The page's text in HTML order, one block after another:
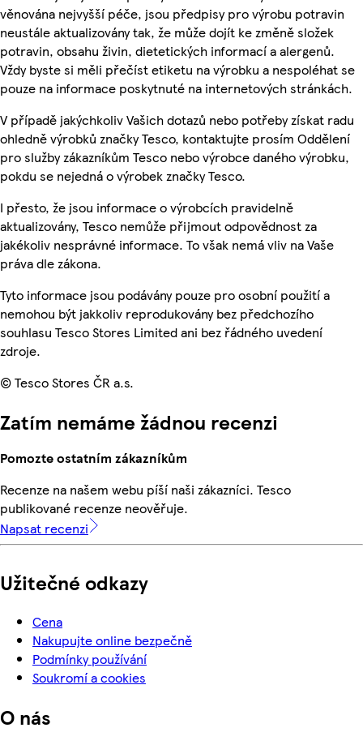
věnována nejvyšší péče, jsou předpisy pro výrobu potravin
neustále aktualizovány tak, že může dojít ke změně složek
potravin, obsahu živin, dietetických informací a alergenů.
Vždy byste si měli přečíst etiketu na výrobku a nespoléhat se
pouze na informace poskytnuté na internetových stránkách.
V případě jakýchkoliv Vašich dotazů nebo potřeby získat radu
ohledně výrobků značky Tesco, kontaktujte prosím Oddělení
pro služby zákazníkům Tesco nebo výrobce daného výrobku,
pokdu se nejedná o výrobek značky Tesco.
I přesto, že jsou informace o výrobcích pravidelně
aktualizovány, Tesco nemůže přijmout odpovědnost za
jakékoliv nesprávné informace. To však nemá vliv na Vaše
práva dle zákona.
Tyto informace jsou podávány pouze pro osobní použití a
nemohou být jakkoliv reprodukovány bez předchozího
souhlasu Tesco Stores Limited ani bez řádného uvedení
zdroje.
© Tesco Stores ČR a.s.
Zatím nemáme žádnou recenzi
Pomozte ostatním zákazníkům
Recenze na našem webu píší naši zákazníci. Tesco
publikované recenze neověřuje.
Napsat recenzi
Užitečné odkazy
Cena
Nakupujte online bezpečně
Podmínky používání
Soukromí a cookies
O nás